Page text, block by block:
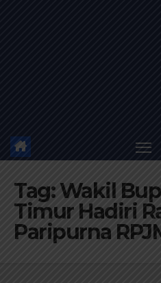
Tag:Wakil
Timur Hadiri
Paripurna